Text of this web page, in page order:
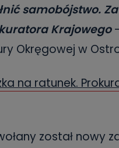
samobójstwo.
Krajowego
Okręgowej w
na ratunek.
został nowy